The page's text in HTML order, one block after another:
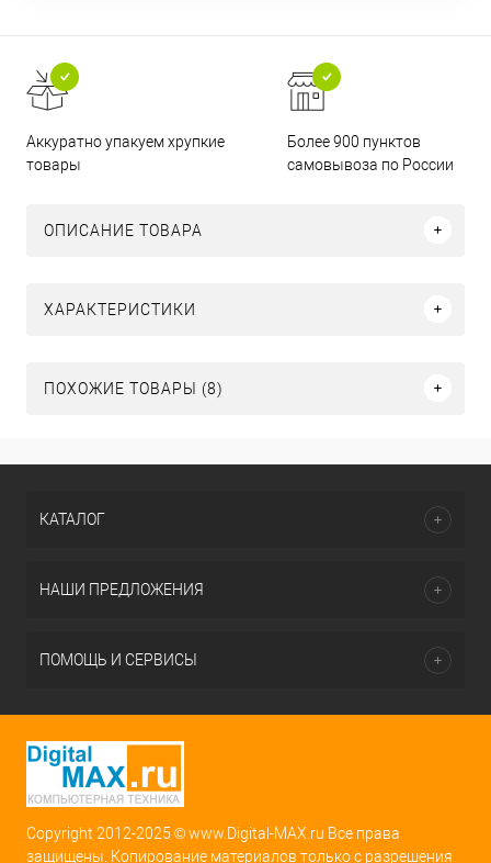
Аккуратно упакуем хрупкие
товары
Более 900 пунктов
самовывоза по России
ОПИСАНИЕ ТОВАРА
ХАРАКТЕРИСТИКИ
ПОХОЖИЕ ТОВАРЫ (8)
КАТАЛОГ
НАШИ ПРЕДЛОЖЕНИЯ
ПОМОЩЬ И СЕРВИСЫ
Copyright 2012-2025 © www.Digital-MAX.ru Все права
защищены. Копирование материалов только с разрешения